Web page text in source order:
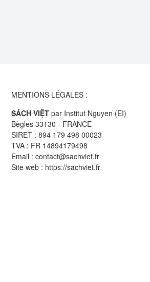
MENTIONS LÉGALES :
SÁCH VIỆT par Institut Nguyen (EI)
Bègles 33130 - FRANCE
SIRET : 894 179 498 00023
TVA : FR 14894179498
Email : contact@sachviet.fr
Site web : https://sachviet.fr